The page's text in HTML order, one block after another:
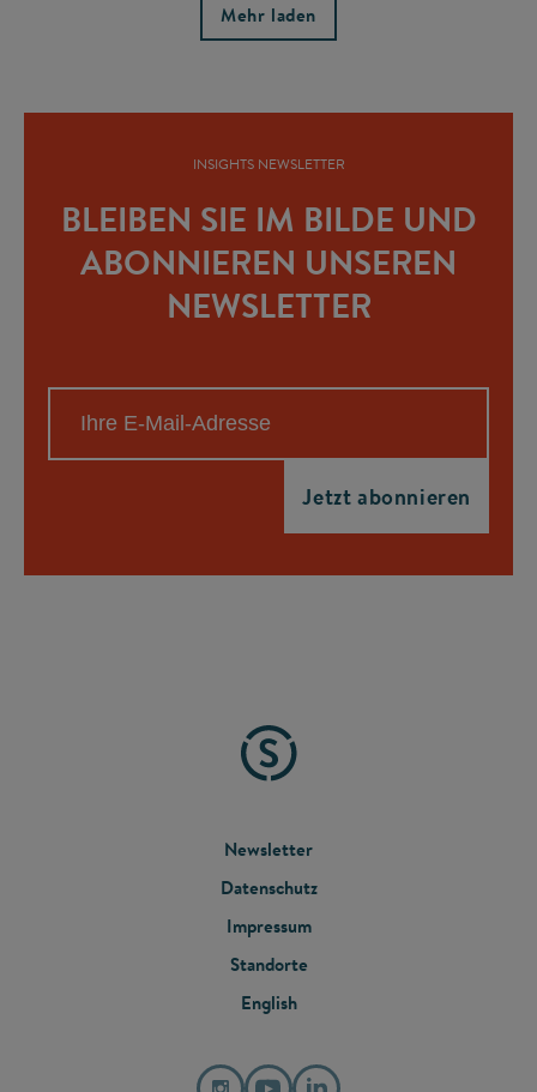
Mehr laden
INSIGHTS NEWSLETTER
BLEIBEN SIE IM BILDE UND
ABONNIEREN UNSEREN
NEWSLETTER
FOOTER
MENU
Newsletter
Datenschutz
Impressum
Standorte
English